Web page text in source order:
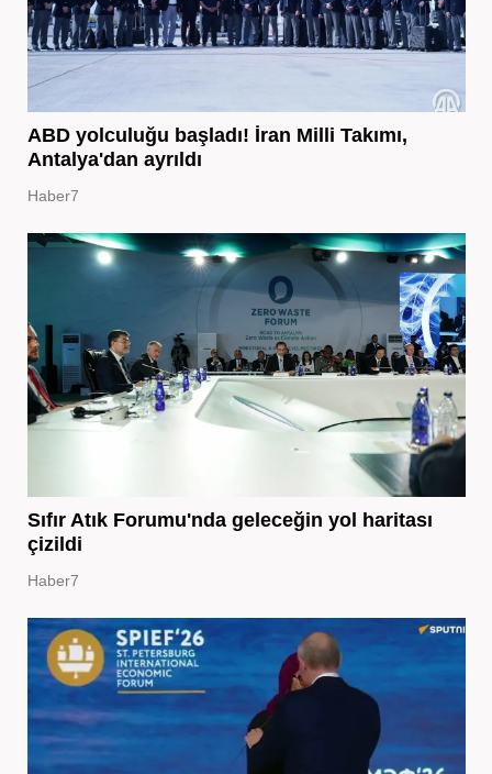
ABD yolculuğu başladı! İran Milli Takımı,
Antalya'dan ayrıldı
Haber7
Sıfır Atık Forumu'nda geleceğin yol haritası
çizildi
Haber7